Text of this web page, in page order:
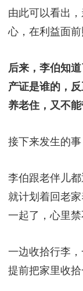
由此可以看出
心，在利益面前
后来，李伯知
产证是谁的，
养老住，又不
接下来发生的事
李伯跟老伴儿
就计划着回老
一起了，心里禁
一边收拾行李
提前把家里收拾